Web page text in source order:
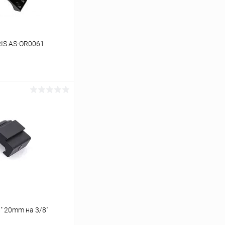
AS-OR0061
Сравнение
В наличии
на 3/8"